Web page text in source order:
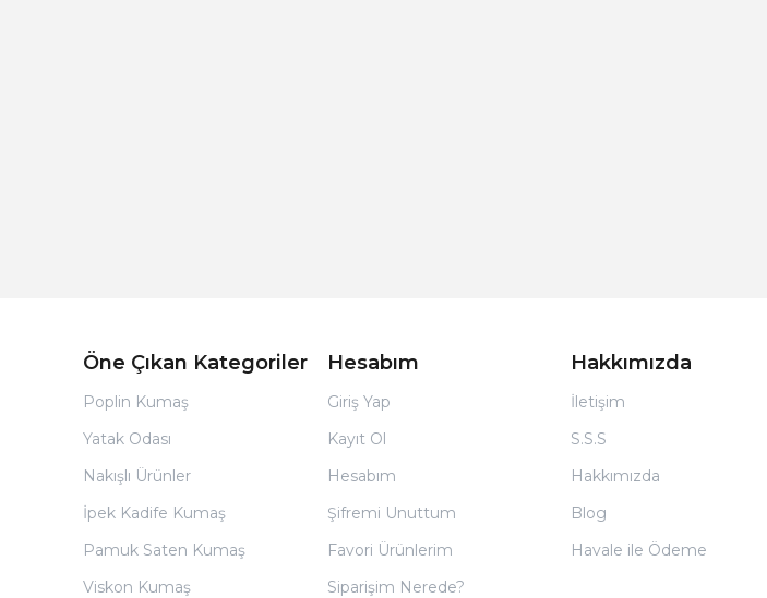
Öne Çıkan Kategoriler
Poplin Kumaş
Yatak Odası
Nakışlı Ürünler
İpek Kadife Kumaş
Pamuk Saten Kumaş
Viskon Kumaş
Hesabım
Giriş Yap
Kayıt Ol
Hesabım
Şifremi Unuttum
Favori Ürünlerim
Siparişim Nerede?
Hakkımızda
İletişim
S.S.S
Hakkımızda
Blog
Havale ile Ödeme